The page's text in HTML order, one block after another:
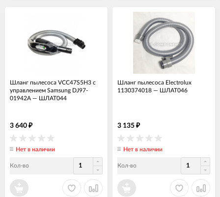
Шланг пылесоса VCC47S5H3 с
управлением Samsung DJ97-
01942A — ШЛАТ044
3 640 ₽
Нет в наличии
Кол-во
Шланг пылесоса Electrolux
1130374018 — ШЛАТ046
3 135 ₽
Нет в наличии
Кол-во